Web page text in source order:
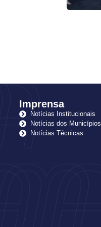
Imprensa
Notícias Institucionais
Notícias dos Municípios
Notícias Técnicas